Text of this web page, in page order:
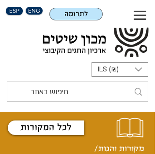
ESP ENG לתרומה
ILS (₪)
לכל המקורות
מקורות והגות/